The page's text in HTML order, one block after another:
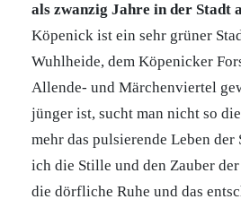
als zwanzig Jahre in der Stadt
Köpenick ist ein sehr grüner
Wuhlheide, dem Köpenicker
Allende- und Märchenviertel
jünger ist, sucht man nicht so
mehr das pulsierende Leben der
ich die Stille und den Zauber
die dörfliche Ruhe und das